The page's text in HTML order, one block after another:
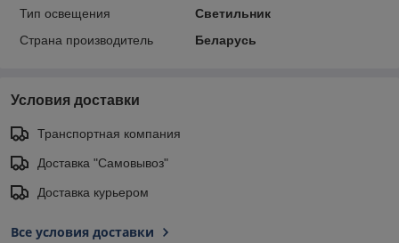
Тип освещения
Светильник
Страна производитель
Беларусь
Условия доставки
Транспортная компания
Доставка "Самовывоз"
Доставка курьером
Все условия доставки